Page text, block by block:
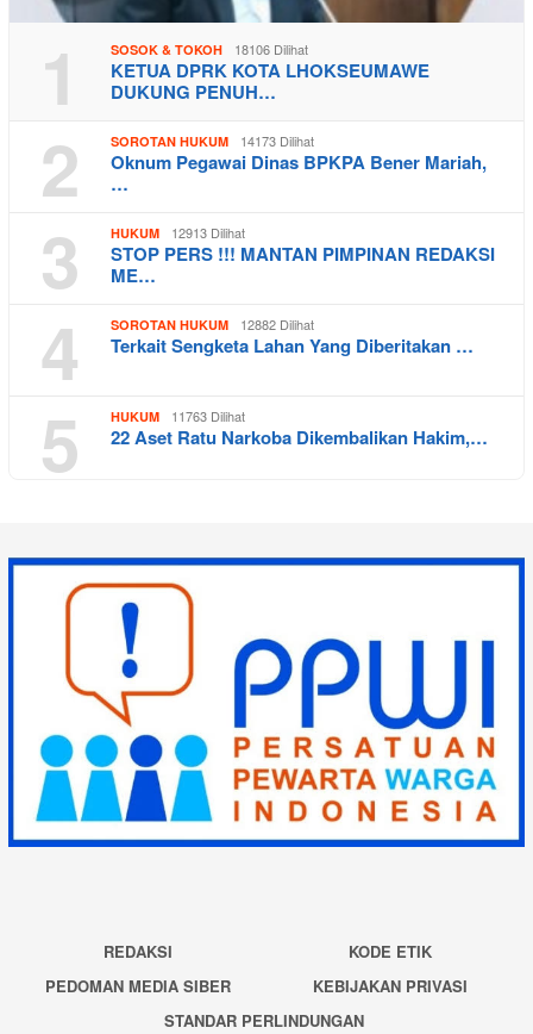
1 SOSOK & TOKOH 18106 Dilihat
KETUA DPRK KOTA LHOKSEUMAWE
DUKUNG PENUH…
2 SOROTAN HUKUM 14173 Dilihat
Oknum Pegawai Dinas BPKPA Bener Mariah,
…
3 HUKUM 12913 Dilihat
STOP PERS !!! MANTAN PIMPINAN REDAKSI
ME…
4 SOROTAN HUKUM 12882 Dilihat
Terkait Sengketa Lahan Yang Diberitakan …
5 HUKUM 11763 Dilihat
22 Aset Ratu Narkoba Dikembalikan Hakim,…
REDAKSI
KODE ETIK
PEDOMAN MEDIA SIBER
KEBIJAKAN PRIVASI
STANDAR PERLINDUNGAN